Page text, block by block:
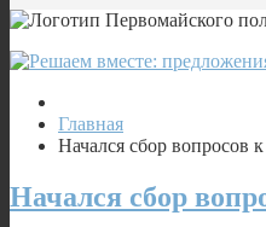
Главная
Начался сбор вопросов
Начался сбор